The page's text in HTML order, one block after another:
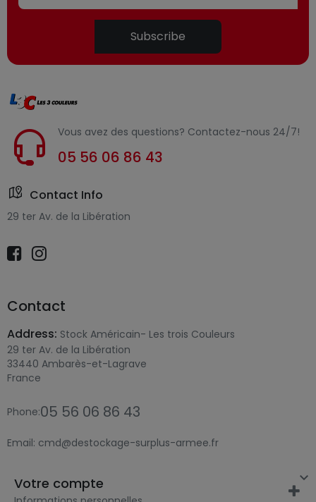
Subscribe
Vous avez des questions? Contactez-nous 24/7!
05 56 06 86 43
Contact Info
29 ter Av. de la Libération
Contact
Address: Stock Américain- Les trois Couleurs
29 ter Av. de la Libération
33440 Ambarès-et-Lagrave
France
Phone:05 56 06 86 43
Email: cmd@destockage-surplus-armee.fr

Votre compte